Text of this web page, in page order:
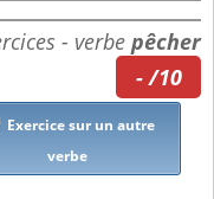
- verbe pêcher
- /10
Exercice sur un autre
verbe